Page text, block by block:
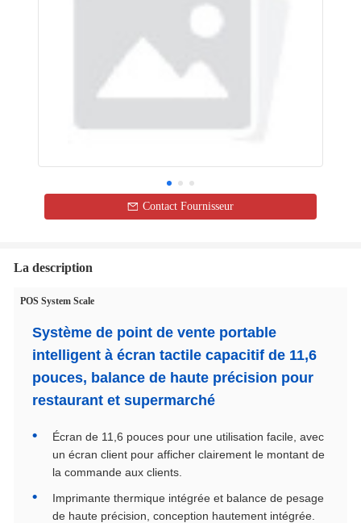
Contact Fournisseur
La description
POS System Scale
Système de point de vente portable
intelligent à écran tactile capacitif de 11,6
pouces, balance de haute précision pour
restaurant et supermarché
Écran de 11,6 pouces pour une utilisation facile, avec
un écran client pour afficher clairement le montant de
la commande aux clients.
Imprimante thermique intégrée et balance de pesage
de haute précision, conception hautement intégrée.